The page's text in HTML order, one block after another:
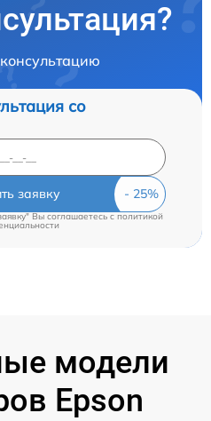
со
заявку
Вы соглашаетесь c политикой
модели
Epson